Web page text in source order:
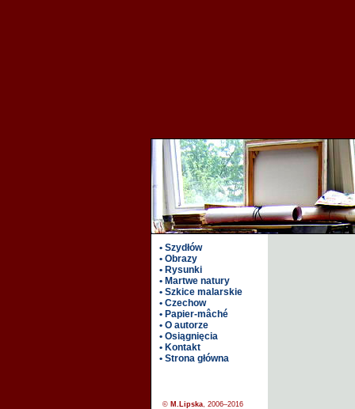
• Szydłów
• Obrazy
• Rysunki
• Martwe natury
• Szkice malarskie
• Czechow
• Papier-mâché
• O autorze
• Osiągnięcia
• Kontakt
• Strona główna
© M.Lipska, 2006–2016